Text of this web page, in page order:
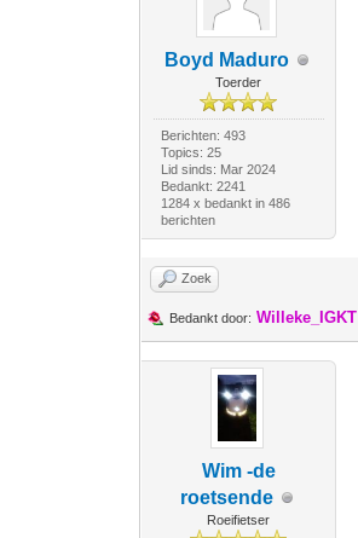
Boyd Maduro
Toerder
Berichten: 493
Topics: 25
Lid sinds: Mar 2024
Bedankt: 2241
1284 x bedankt in 486
berichten
Zoek
Bedankt door: Willeke_IGKT
Wim -de
roetsende
Roeifietser